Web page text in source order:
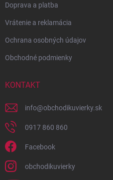
Doprava a platba
Vrátenie a reklamácia
Ochrana osobných údajov
Obchodné podmienky
KONTAKT
info@obchodikuvierky.sk
0917 860 860
Facebook
obchodikuvierky